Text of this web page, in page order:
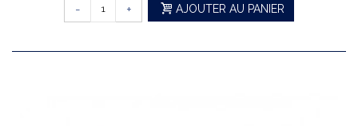
- + AJOUTER AU PANIER